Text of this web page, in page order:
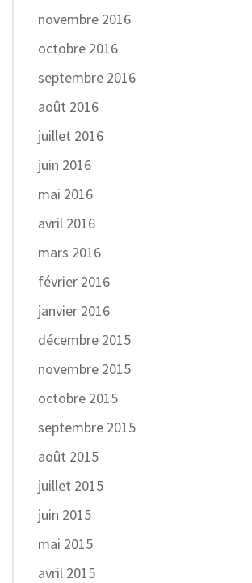
novembre 2016
octobre 2016
septembre 2016
août 2016
juillet 2016
juin 2016
mai 2016
avril 2016
mars 2016
février 2016
janvier 2016
décembre 2015
novembre 2015
octobre 2015
septembre 2015
août 2015
juillet 2015
juin 2015
mai 2015
avril 2015